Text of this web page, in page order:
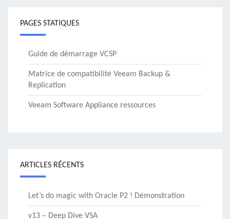
PAGES STATIQUES
Guide de démarrage VCSP
Matrice de compatibilité Veeam Backup &
Replication
Veeam Software Appliance ressources
ARTICLES RÉCENTS
Let’s do magic with Oracle P2 ! Démonstration
v13 – Deep Dive VSA